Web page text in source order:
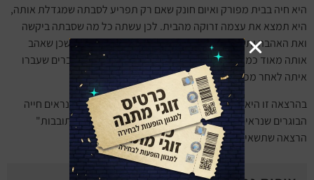
היא חיה בבית מפורק ואיום חונק שאם רק תפריע לסבתה שמגדלת אותה,
היא תמצא את עצמה זרוקה מהבית. לכן עשתה כל מה שסבתה ביקשה
ואת האהבה ותשומת הלב חיפשה במקומות אחרים, אצל השכן שאהב
אותה מאוד כמו בת, אך גם כמו אישה וניצל אותה מינית, דברים שעברו
איתה לאחר מכן לפנימיות שבהן שהתה.
בהרצאה זו היא מראה את החיים הקשים שלה בילדות ואיך נראים חייה
הבוגרים שנראים כיום כמציאות אחרת לגמרי. "דלתות מסתובבות"
הרצאה שתשאיר אתכם מרותקים.